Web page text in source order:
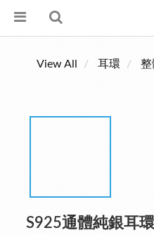
View All 耳環 整
S925通體純銀耳